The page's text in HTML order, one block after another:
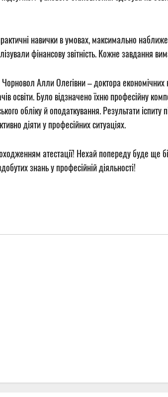
навички в умовах, максимально
фінансову звітність. Кожне завдання
Алли Олегівни – доктора
освіти. Було відзначено їхню професійну
обліку й оподаткування. Результати
діяти у професійних ситуаціях.
атестації! Нехай попереду буде ще
знань у професійній діяльності!